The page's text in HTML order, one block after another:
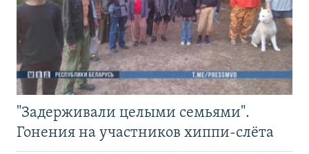
"Задерживали целыми семьями".
Гонения на участников хиппи-слёта